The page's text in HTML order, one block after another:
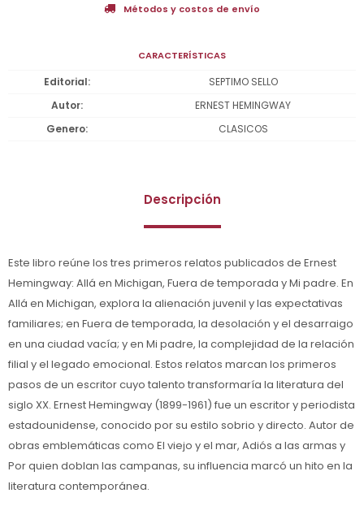
Métodos y costos de envío
CARACTERÍSTICAS
Editorial
SEPTIMO SELLO
Autor
ERNEST HEMINGWAY
Genero
CLASICOS
Descripción
Este libro reúne los tres primeros relatos publicados de Ernest
Hemingway: Allá en Michigan, Fuera de temporada y Mi padre. En
Allá en Michigan, explora la alienación juvenil y las expectativas
familiares; en Fuera de temporada, la desolación y el desarraigo
en una ciudad vacía; y en Mi padre, la complejidad de la relación
filial y el legado emocional. Estos relatos marcan los primeros
pasos de un escritor cuyo talento transformaría la literatura del
siglo XX. Ernest Hemingway (1899-1961) fue un escritor y periodista
estadounidense, conocido por su estilo sobrio y directo. Autor de
obras emblemáticas como El viejo y el mar, Adiós a las armas y
Por quien doblan las campanas, su influencia marcó un hito en la
literatura contemporánea.